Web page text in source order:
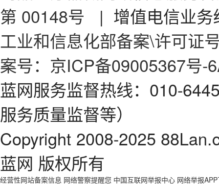
第 00148号
| 增值电信业务
工业和信息化部备案\许可证
案号：京ICP备09005367号-
蓝网服务监督热线：010-
服务质量监督等）
Copyright 2008-2025
蓝网 版权所有
经营性网站备案信息 网络警察提醒您 中国互联网举报中心 网络举报